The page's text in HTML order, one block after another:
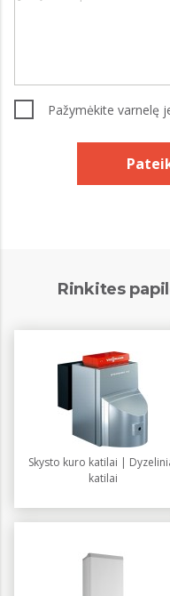
Pažymėkite varnelę
Rinkites
Skysto kuro katilai |
katilai